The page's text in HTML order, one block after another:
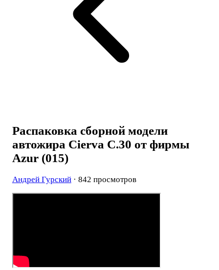
Распаковка сборной модели
автожира Cierva C.30 от фирмы
Azur (015)
Андрей Гурский· 842 просмотров